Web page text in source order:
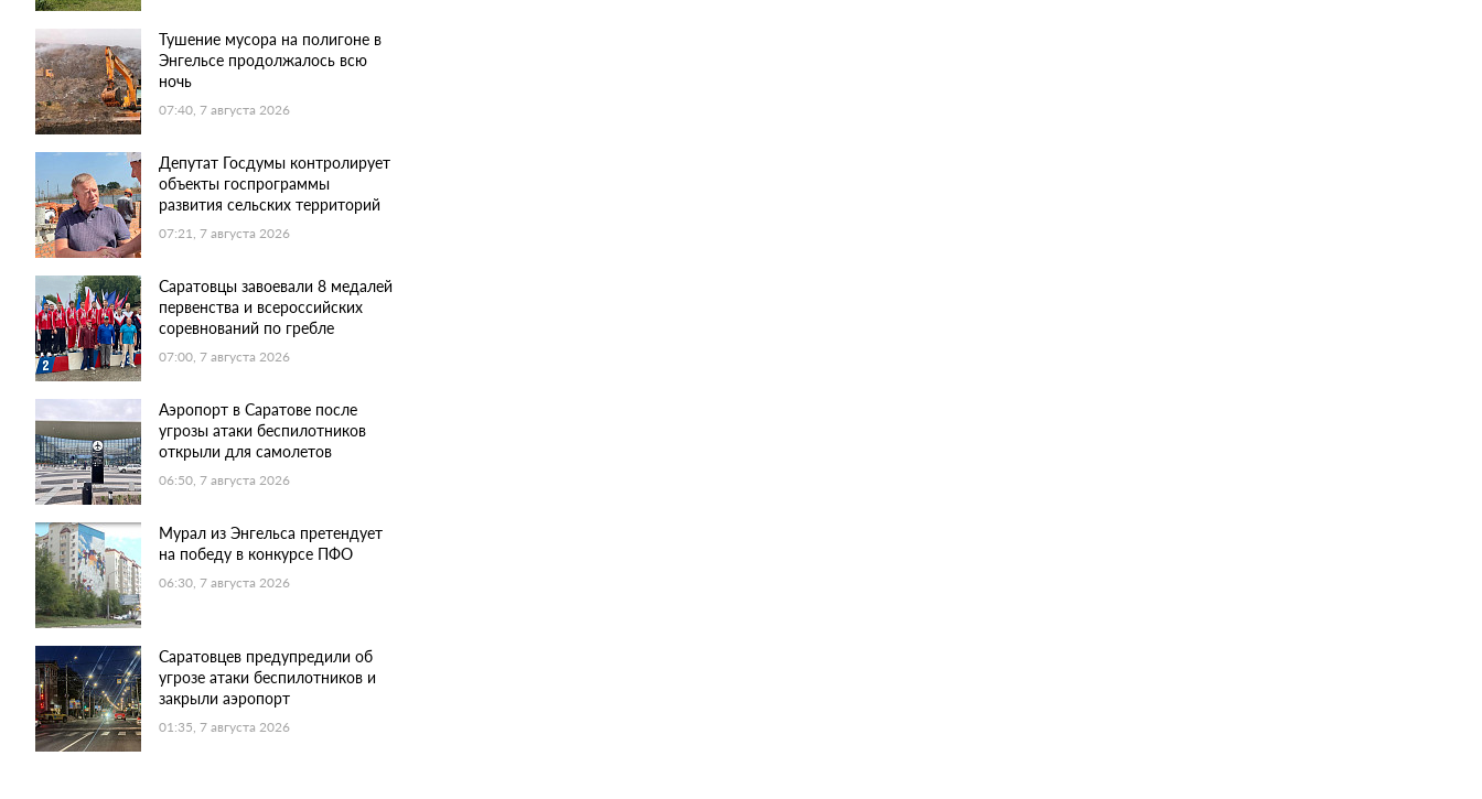
Тушение мусора на полигоне в
Энгельсе продолжалось всю
ночь
07:40, 7 августа 2026
Депутат Госдумы контролирует
объекты госпрограммы
развития сельских территорий
07:21, 7 августа 2026
Саратовцы завоевали 8 медалей
первенства и всероссийских
соревнований по гребле
07:00, 7 августа 2026
Аэропорт в Саратове после
угрозы атаки беспилотников
открыли для самолетов
06:50, 7 августа 2026
Мурал из Энгельса претендует
на победу в конкурсе ПФО
06:30, 7 августа 2026
Саратовцев предупредили об
угрозе атаки беспилотников и
закрыли аэропорт
01:35, 7 августа 2026